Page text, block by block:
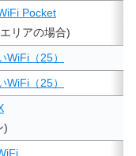
Pocket
リアの場合)
WiFi（25）
WiFi（25）
)